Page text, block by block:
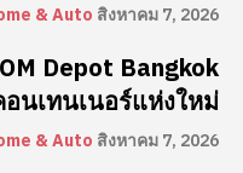
& Auto สิงหาคม 7, 2026
Depot Bangkok
นเทนเนอร์แห่งใหม่
& Auto สิงหาคม 7, 2026